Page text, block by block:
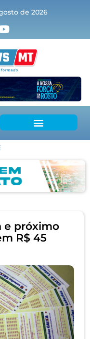
de 2026
e próximo
R$ 45